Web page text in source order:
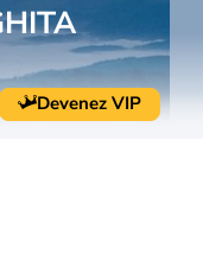
Devenez VIP